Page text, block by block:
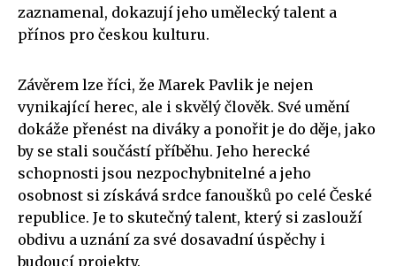
zaznamenal, dokazují jeho umělecký talent a
přínos pro českou kulturu.
Závěrem lze říci, že Marek Pavlik je nejen
vynikající herec, ale i skvělý člověk. Své umění
dokáže přenést na diváky a ponořit je do děje, jako
by se stali součástí příběhu. Jeho herecké
schopnosti jsou nezpochybnitelné a jeho
osobnost si získává srdce fanoušků po celé České
republice. Je to skutečný talent, který si zaslouží
obdivu a uznání za své dosavadní úspěchy i
budoucí projekty.